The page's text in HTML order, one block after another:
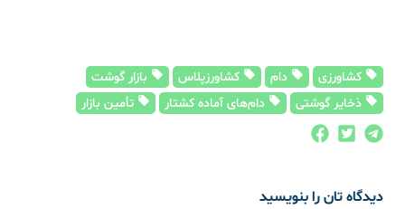
کشاورزی دام کشاورزپلاس
بازار گوشت
ذخایر گوشتی
دام‌های آماده کشتار تأمین بازار
دیدگاه تان را بنویسید